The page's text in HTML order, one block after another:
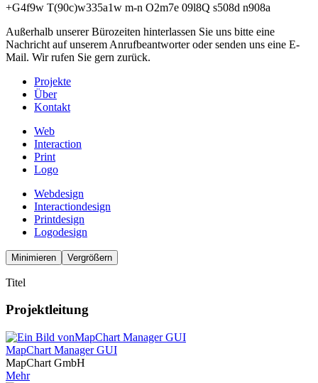
+G4f9w T(90c)w335a1w m-n O2m7e 09l8Q s508d n908a
Außerhalb unserer Bürozeiten hinterlassen Sie uns bitte eine
Nachricht auf unserem Anrufbeantworter oder senden uns eine E-
Mail. Wir rufen Sie gern zurück.
Projekte
Über
Kontakt
Web
Interaction
Print
Logo
Webdesign
Interactiondesign
Printdesign
Logodesign
Minimieren Vergrößern
Titel
Projektleitung
MapChart Manager GUI
MapChart GmbH
Mehr